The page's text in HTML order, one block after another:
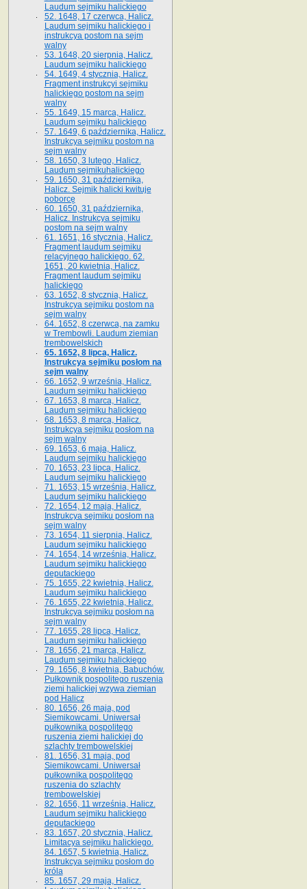
Laudum sejmiku halickiego
52. 1648, 17 czerwca, Halicz.
Laudum sejmiku halickiego i
instrukcya postom na sejm
walny
53. 1648, 20 sierpnia, Halicz.
Laudum sejmiku halickiego
54. 1649, 4 stycznia, Halicz.
Fragment instrukcyi sejmiku
halickiego postom na sejm
walny
55. 1649, 15 marca, Halicz.
Laudum sejmiku halickiego
57. 1649, 6 października, Halicz.
Instrukcya sejmiku postom na
sejm walny
58. 1650, 3 lutego, Halicz.
Laudum sejmikuhalickiego
59. 1650, 31 października,
Halicz. Sejmik halicki kwituje
poborcę
60. 1650, 31 października,
Halicz. Instrukcya sejmiku
postom na sejm walny
61. 1651, 16 stycznia, Halicz.
Fragment laudum sejmiku
relacyjnego halickiego. 62.
1651, 20 kwietnia, Halicz.
Fragment laudum sejmiku
halickiego
63. 1652, 8 stycznia, Halicz.
Instrukcya sejmiku postom na
sejm walny
64. 1652, 8 czerwca, na zamku
w Trembowli. Laudum ziemian
trembowelskich
65. 1652, 8 lipca, Halicz.
Instrukcya sejmiku posłom na
sejm walny
66. 1652, 9 września, Halicz.
Laudum sejmiku halickiego
67. 1653, 8 marca, Halicz.
Laudum sejmiku halickiego
68. 1653, 8 marca, Halicz.
Instrukcya sejmiku posłom na
sejm walny
69. 1653, 6 maja, Halicz.
Laudum sejmiku halickiego
70. 1653, 23 lipca, Halicz.
Laudum sejmiku halickiego
71. 1653, 15 września, Halicz.
Laudum sejmiku halickiego
72. 1654, 12 maja, Halicz.
Instrukcya sejmiku posłom na
sejm walny
73. 1654, 11 sierpnia, Halicz.
Laudum sejmiku halickiego
74. 1654, 14 września, Halicz.
Laudum sejmiku halickiego
deputackiego
75. 1655, 22 kwietnia, Halicz.
Laudum sejmiku halickiego
76. 1655, 22 kwietnia, Halicz.
Instrukcya sejmiku posłom na
sejm walny
77. 1655, 28 lipca, Halicz.
Laudum sejmiku halickiego
78. 1656, 21 marca, Halicz.
Laudum sejmiku halickiego
79. 1656, 8 kwietnia, Babuchów.
Pułkownik pospolitego ruszenia
ziemi halickiej wzywa ziemian
pod Halicz
80. 1656, 26 maja, pod
Siemikowcami. Uniwersał
pułkownika pospolitego
ruszenia ziemi halickiej do
szlachty trembowelskiej
81. 1656, 31 maja, pod
Siemikowcami. Uniwersał
pułkownika pospolitego
ruszenia do szlachty
trembowelskiej
82. 1656, 11 września, Halicz.
Laudum sejmiku halickiego
deputackiego
83. 1657, 20 stycznia, Halicz.
Limitacya sejmiku halickiego.
84. 1657, 5 kwietnia, Halicz.
Instrukcya sejmiku posłom do
króla
85. 1657, 29 maja, Halicz.